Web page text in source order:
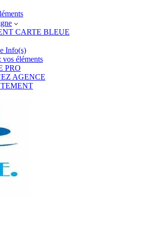
CARTE BLEUE
Info(s)
vos éléments
PRO
AGENCE